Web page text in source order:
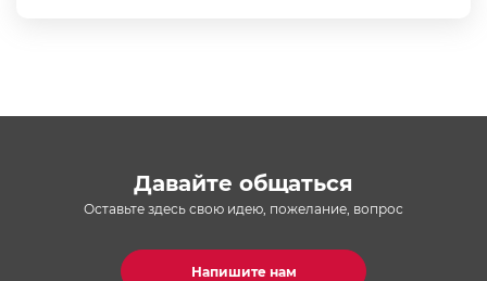
Давайте общаться
Оставьте здесь свою идею, пожелание, вопрос
Напишите нам